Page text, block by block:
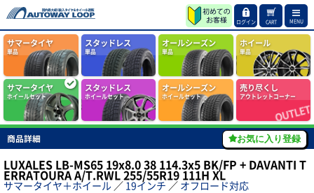
ログイン CART MENU
サマータイヤ
単品
スタッドレス
単品
オールシーズン
単品
ホイール
単品
サマータイヤ
ホイールセット
スタッドレス
ホイールセット
オールシーズン
ホイールセット
売り尽くし
アウトレットコーナー
商品詳細 お気に入り登録
LUXALES LB-MS65 19x8.0 38 114.3x5 BK/FP + DAVANTI T
ERRATOURA A/T.RWL 255/55R19 111H XL
サマータイヤ＋ホイール ／ 19インチ ／ オフロード対応